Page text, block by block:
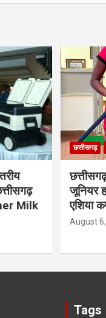
Milk
छत्तीसगढ़
जूनियर
एशिया
August
Tags